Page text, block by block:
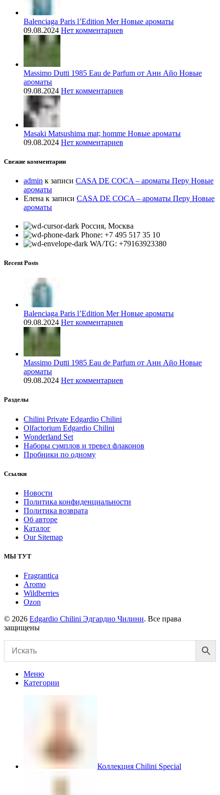
Balenciaga Paris l’Edition Mer Новые ароматы
09.08.2024 Нет комментариев
Massimo Dutti 1985 Eau de Parfum от Анн Айо Новые
ароматы
09.08.2024 Нет комментариев
Masaki Matsushima mat; homme Новые ароматы
09.08.2024 Нет комментариев
Свежие комментарии
admin к записи CASA DE COCA – ароматы Перу Новые
ароматы
Елена к записи CASA DE COCA – ароматы Перу Новые
ароматы
Россия, Москва
Phone: +7 495 517 35 10
WA/TG: +79163923380
Recent Posts
Balenciaga Paris l’Edition Mer Новые ароматы
09.08.2024 Нет комментариев
Massimo Dutti 1985 Eau de Parfum от Анн Айо Новые
ароматы
09.08.2024 Нет комментариев
Разделы
Chilini Private Edgardio Chilini
Olfactorium Edgardio Chilini
Wonderland Set
Наборы сэмплов и тревел флаконов
Пробники по одному
Ссылки
Новости
Политика конфиденциальности
Политика возврата
Об авторе
Каталог
Our Sitemap
МЫ ТУТ
Fragrantica
Aromo
Wildberries
Ozon
© 2026 Edgardio Chilini Эдгардио Чилини. Все права
защищены
Меню
Категории
Коллекция Chilini Special